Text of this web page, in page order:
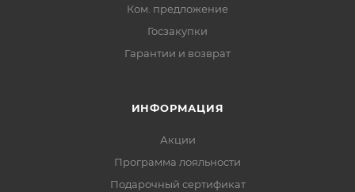
Ком. предложение
Госзакупки
Гарантии и возврат
ИНФОРМАЦИЯ
Акции
Программа лояльности
Подарочный сертификат